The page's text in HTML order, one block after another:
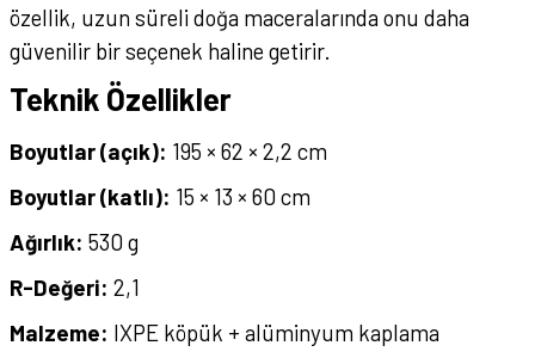
özellik, uzun süreli doğa maceralarında onu daha
güvenilir bir seçenek haline getirir.
Teknik Özellikler
Boyutlar (açık): 195 × 62 × 2,2 cm
Boyutlar (katlı): 15 × 13 × 60 cm
Ağırlık: 530 g
R-Değeri: 2,1
Malzeme: IXPE köpük + alüminyum kaplama